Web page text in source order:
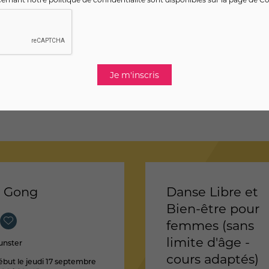
Gong
le jeudi 17 septembre
Danse Libre et
Bien-être pour
femmes (sans
limite d'âge -
cours adaptés)